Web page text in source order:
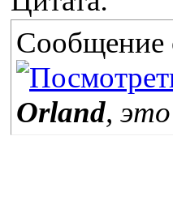
Сообщение
Orland,